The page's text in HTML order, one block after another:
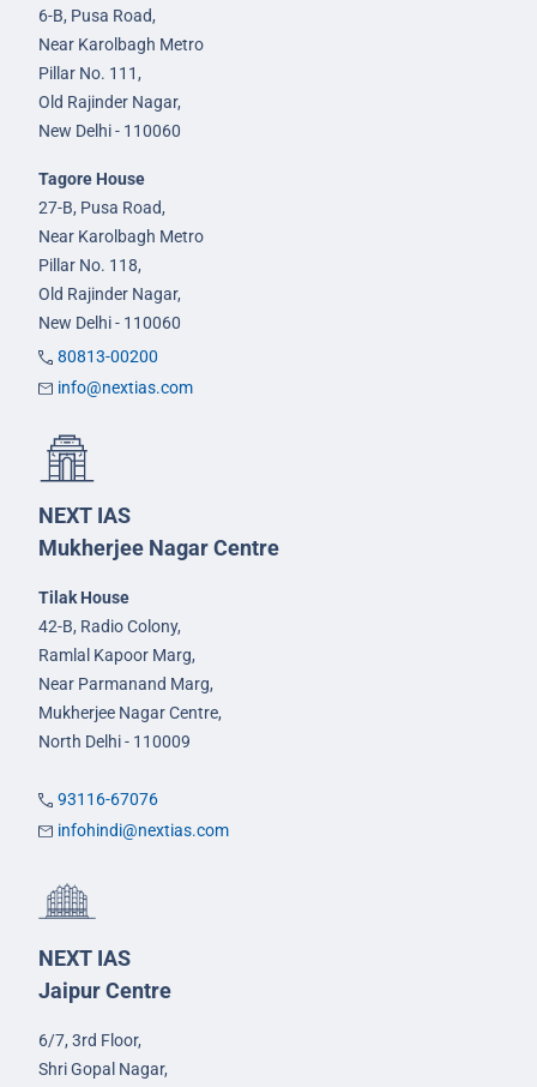
6-B, Pusa Road,
Near Karolbagh Metro
Pillar No. 111,
Old Rajinder Nagar,
New Delhi - 110060
Tagore House
27-B, Pusa Road,
Near Karolbagh Metro
Pillar No. 118,
Old Rajinder Nagar,
New Delhi - 110060
80813-00200
info@nextias.com
NEXT IAS
Mukherjee Nagar Centre
Tilak House
42-B, Radio Colony,
Ramlal Kapoor Marg,
Near Parmanand Marg,
Mukherjee Nagar Centre,
North Delhi - 110009
93116-67076
infohindi@nextias.com
NEXT IAS
Jaipur Centre
6/7, 3rd Floor,
Shri Gopal Nagar,